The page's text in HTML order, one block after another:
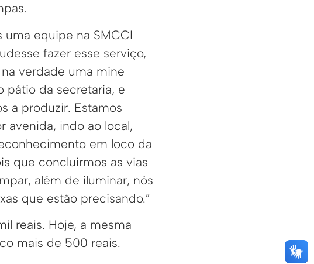
uma equipe na SMCCI
fazer esse serviço,
verdade uma mine
pátio da secretaria, e
a produzir. Estamos
avenida, indo ao local,
em loco da
que concluirmos as vias
além de iluminar, nós
que estão precisando.”
reais. Hoje, a mesma
mais de 500 reais.